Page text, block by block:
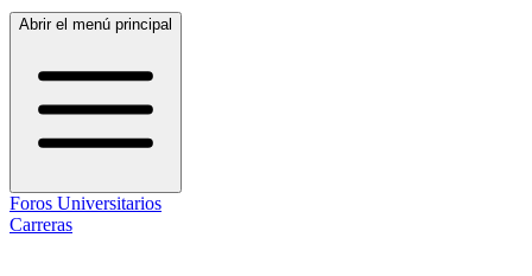
Abrir el menú principal
Foros Universitarios
Carreras